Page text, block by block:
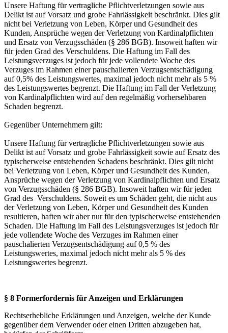
Unsere Haftung für vertragliche Pflichtverletzungen sowie aus
Delikt ist auf Vorsatz und grobe Fahrlässigkeit beschränkt. Dies gilt
nicht bei Verletzung von Leben, Körper und Gesundheit des
Kunden, Ansprüche wegen der Verletzung von Kardinalpflichten
und Ersatz von Verzugsschäden (§ 286 BGB). Insoweit haften wir
für jeden Grad des Verschuldens. Die Haftung im Fall des
Leistungsverzuges ist jedoch für jede vollendete Woche des
Verzuges im Rahmen einer pauschalierten Verzugsentschädigung
auf 0,5% des Leistungswertes, maximal jedoch nicht mehr als 5 %
des Leistungswertes begrenzt. Die Haftung im Fall der Verletzung
von Kardinalpflichten wird auf den regelmäßig vorhersehbaren
Schaden begrenzt.
Gegenüber Unternehmern gilt:
Unsere Haftung für vertragliche Pflichtverletzungen sowie aus
Delikt ist auf Vorsatz und grobe Fahrlässigkeit sowie auf Ersatz des
typischerweise entstehenden Schadens beschränkt. Dies gilt nicht
bei Verletzung von Leben, Körper und Gesundheit des Kunden,
Ansprüche wegen der Verletzung von Kardinalpflichten und Ersatz
von Verzugsschäden (§ 286 BGB). Insoweit haften wir für jeden
Grad des Verschuldens. Soweit es um Schäden geht, die nicht aus
der Verletzung von Leben, Körper und Gesundheit des Kunden
resultieren, haften wir aber nur für den typischerweise entstehenden
Schaden. Die Haftung im Fall des Leistungsverzuges ist jedoch für
jede vollendete Woche des Verzuges im Rahmen einer
pauschalierten Verzugsentschädigung auf 0,5 % des
Leistungswertes, maximal jedoch nicht mehr als 5 % des
Leistungswertes begrenzt.
§ 8 Formerfordernis für Anzeigen und Erklärungen
Rechtserhebliche Erklärungen und Anzeigen, welche der Kunde
gegenüber dem Verwender oder einen Dritten abzugeben hat,